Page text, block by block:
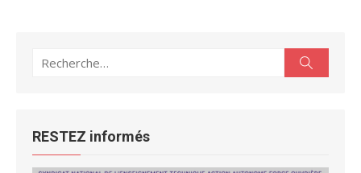
Recherche
RESTEZ informés